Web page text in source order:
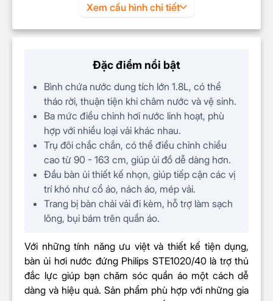
Ngăn chứa nước có thể tháo rời
Kèm phụ kiện móc treo, găng tay,
KÍCH THƯỚC & TRỌNG LƯỢNG
Kích thước 30,3 x 117,9 x 43,4 cm
Trọng lượng 2,95 kg
Sản phẩm
Bàn ủi hơi nước đứng Philips
STE1020/40
Móc treo
Xem cấu hình chi tiết
Đặc điểm nổi bật
Bình chứa nước dung tích lớn 1.8L, có thể
tháo rời, thuận tiện khi châm nước và vệ sinh.
Ba mức điều chỉnh hơi nước linh hoạt, phù
hợp với nhiều loại vải khác nhau.
Trụ đôi chắc chắn, có thể điều chỉnh chiều
cao từ 90 - 163 cm, giúp ủi đồ dễ dàng hơn.
Đầu bàn ủi thiết kế nhọn, giúp tiếp cận các vị
trí khó như cổ áo, nách áo, mép vải.
Trang bị bàn chải vải đi kèm, hỗ trợ làm sạch
lông, bụi bám trên quần áo.
Với những tính năng ưu việt và thiết kế tiện dụng,
bàn ủi hơi nước đứng Philips STE1020/40 là trợ thủ
đắc lực giúp bạn chăm sóc quần áo một cách dễ
dàng và hiệu quả. Sản phẩm phù hợp với những gia